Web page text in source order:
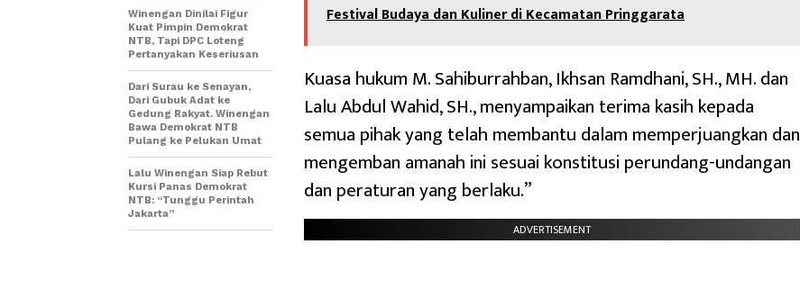
Festival Budaya dan Kuliner di Kecamatan Pringgarata
Kuasa hukum M. Sahiburrahban, Ikhsan Ramdhani, SH., MH. dan
Lalu Abdul Wahid, SH., menyampaikan terima kasih kepada
semua pihak yang telah membantu dalam memperjuangkan dan
mengemban amanah ini sesuai konstitusi perundang-undangan
dan peraturan yang berlaku.”
ADVERTISEMENT
Winengan Dinilai Figur
Kuat Pimpin Demokrat
NTB, Tapi DPC Loteng
Pertanyakan Keseriusan
Dari Surau ke Senayan,
Dari Gubuk Adat ke
Gedung Rakyat. Winengan
Bawa Demokrat NTB
Pulang ke Pelukan Umat
Lalu Winengan Siap Rebut
Kursi Panas Demokrat
NTB: “Tunggu Perintah
Jakarta”